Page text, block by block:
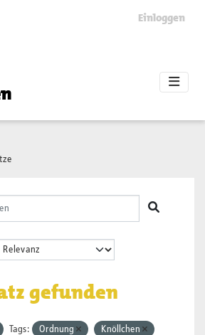
Einloggen
gefunden
Tags: Ordnung Knöllchen